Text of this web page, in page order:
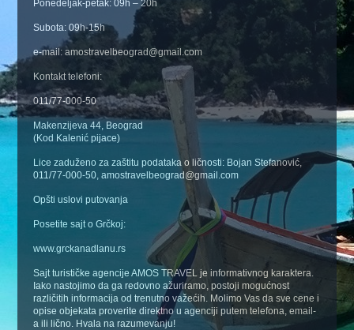
Ponedeljak-petak: 09h – 20h
Subota: 09h-15h
e-mail: amostravelbeograd@gmail.com
Kontakt telefoni:
011/77-000-50
Makenzijeva 44, Beograd
(Kod Kalenić pijace)
Lice zaduženo za zaštitu podataka o ličnosti: Bojan Stefanović,
011/77-000-50, amostravelbeograd@gmail.com
Opšti uslovi putovanja
Posetite sajt o Grčkoj:
www.grckanadlanu.rs
Sajt turističke agencije AMOS TRAVEL je informativnog karaktera.
Iako nastojimo da ga redovno ažuriramo, postoji mogućnost
različitih informacija od trenutno važećih. Molimo Vas da sve cene i
opise objekata proverite direktno u agenciji putem telefona, email-
a ili lično. Hvala na razumevanju!